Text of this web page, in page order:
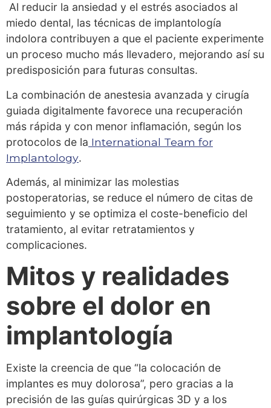
Al reducir la ansiedad y el estrés asociados al
miedo dental, las técnicas de implantología
indolora contribuyen a que el paciente experimente
un proceso mucho más llevadero, mejorando así su
predisposición para futuras consultas.
La combinación de anestesia avanzada y cirugía
guiada digitalmente favorece una recuperación
más rápida y con menor inflamación, según los
protocolos de la International Team for
Implantology.
Además, al minimizar las molestias
postoperatorias, se reduce el número de citas de
seguimiento y se optimiza el coste-beneficio del
tratamiento, al evitar retratamientos y
complicaciones.
Mitos y realidades
sobre el dolor en
implantología
Existe la creencia de que “la colocación de
implantes es muy dolorosa”, pero gracias a la
precisión de las guías quirúrgicas 3D y a los